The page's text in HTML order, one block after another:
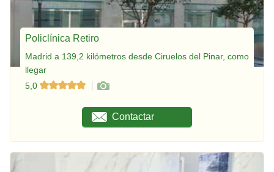
Policlínica Retiro
Madrid a 139,2 kilómetros desde Ciruelos del Pinar, como
llegar
5,0
Contactar